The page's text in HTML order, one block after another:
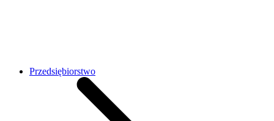
Przedsiębiorstwo